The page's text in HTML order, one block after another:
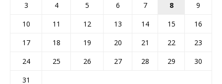
3
4 5 6 7 8
9
10
11 12 13 14 15
16
17
18 19 20 21 22
23
24
25 26 27 28 29
30
31